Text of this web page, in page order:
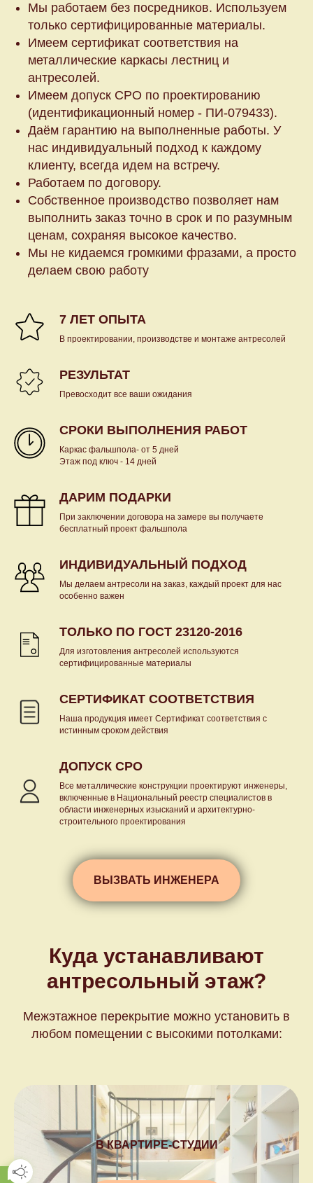
Мы работаем без посредников. Используем
только сертифицированные материалы.
Имеем сертификат соответствия на
металлические каркасы лестниц и
антресолей.
Имеем допуск СРО по проектированию
(идентификационный номер - ПИ-079433).
Даём гарантию на выполненные работы. У
нас индивидуальный подход к каждому
клиенту, всегда идем на встречу.
Работаем по договору.
Собственное производство позволяет нам
выполнить заказ точно в срок и по разумным
ценам, сохраняя высокое качество.
Мы не кидаемся громкими фразами, а просто
делаем свою работу
7 ЛЕТ ОПЫТА
В проектировании, производстве и монтаже антресолей
РЕЗУЛЬТАТ
Превосходит все ваши ожидания
СРОКИ ВЫПОЛНЕНИЯ РАБОТ
Каркас фальшпола- от 5 дней
Этаж под ключ - 14 дней
ДАРИМ ПОДАРКИ
При заключении договора на замере вы получаете
бесплатный проект фальшпола
ИНДИВИДУАЛЬНЫЙ ПОДХОД
Мы делаем антресоли на заказ, каждый проект для нас
особенно важен
ТОЛЬКО ПО ГОСТ 23120-2016
Для изготовления антресолей используются
сертифицированные материалы
СЕРТИФИКАТ СООТВЕТСТВИЯ
Наша продукция имеет Сертификат соответствия с
истинным сроком действия
ДОПУСК СРО
Все металлические конструкции проектируют инженеры,
включенные в Национальный реестр специалистов в
области инженерных изысканий и архитектурно-
строительного проектирования
ВЫЗВАТЬ ИНЖЕНЕРА
Куда устанавливают
антресольный этаж?
Межэтажное перекрытие можно установить в
любом помещении с высокими потолками:
В КВАРТИРЕ-СТУДИИ